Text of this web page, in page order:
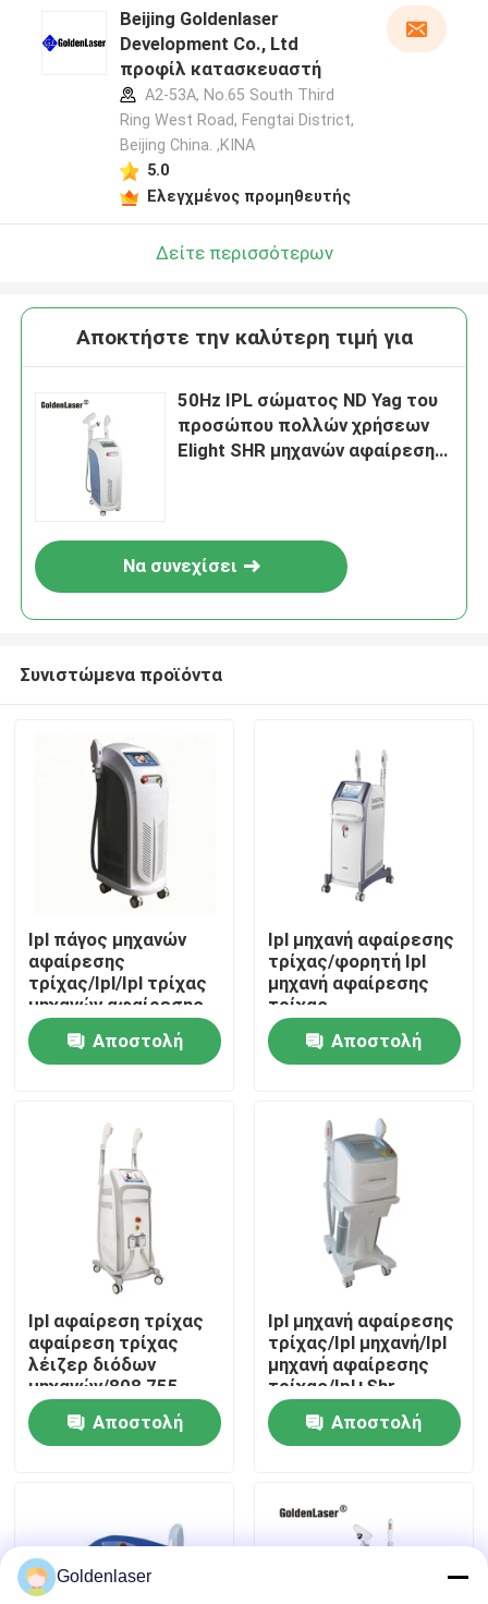
Σπίτι
Προϊόντα
Εμφάνιση VR
Περίπου εμείς
Γύρος εργοστασίων
Ποιοτικός έλεγχος
Ζητήστε ένα απόσπασμα
Beijing Goldenlaser
Development Co., Ltd
προφίλ κατασκευαστή
A2-53A, No.65 South Third
Ring West Road, Fengtai District,
Beijing China. ,ΚΙΝΑ
5.0
Ελεγχμένος προμηθευτής
Δείτε περισσότερων
Αποκτήστε την καλύτερη τιμή για
50Hz IPL σώματος ND Yag του
προσώπου πολλών χρήσεων
Elight SHR μηχανών αφαίρεσης
Να συνεχίσει
Συνιστώμενα προϊόντα
Ipl πάγος μηχανών
αφαίρεσης
τρίχας/Ipl/Ipl τρίχας
μηχανών αφαίρεσης
δροσερός
Αποστολή
Ipl μηχανή αφαίρεσης
τρίχας/φορητή Ipl
μηχανή αφαίρεσης
τρίχας
Αποστολή
Ipl αφαίρεση τρίχας
αφαίρεση τρίχας
λέιζερ διόδων
μηχανών/808 755
1064nm
Αποστολή
Ipl μηχανή αφαίρεσης
τρίχας/Ipl μηχανή/Ipl
μηχανή αφαίρεσης
τρίχας/Ipl+Shr
Αποστολή
Goldenlaser